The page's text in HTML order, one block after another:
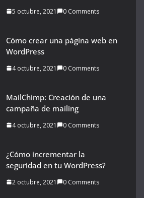
5 octubre, 2021 0 Comments
Cómo crear una página web en
WordPress
4 octubre, 2021 0 Comments
MailChimp: Creación de una
campaña de mailing
4 octubre, 2021 0 Comments
¿Cómo incrementar la
seguridad en tu WordPress?
2 octubre, 2021 0 Comments